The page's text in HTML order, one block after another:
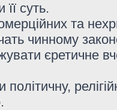
її суть.
та
чинному
єретичне